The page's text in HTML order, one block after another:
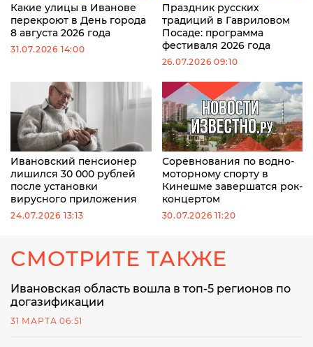
Какие улицы в Иванове
перекроют в День города
8 августа 2026 года
31.07.2026 14:00
Праздник русских
традиций в Гавриловом
Посаде: программа
фестиваля 2026 года
26.07.2026 09:10
Ивановский пенсионер
лишился 30 000 рублей
после установки
вирусного приложения
24.07.2026 13:13
Соревнования по водно-
моторному спорту в
Кинешме завершатся рок-
концертом
30.07.2026 11:20
СМОТРИТЕ ТАКЖЕ
Ивановская область вошла в топ-5 регионов по
догазификации
31 МАРТА 06:51